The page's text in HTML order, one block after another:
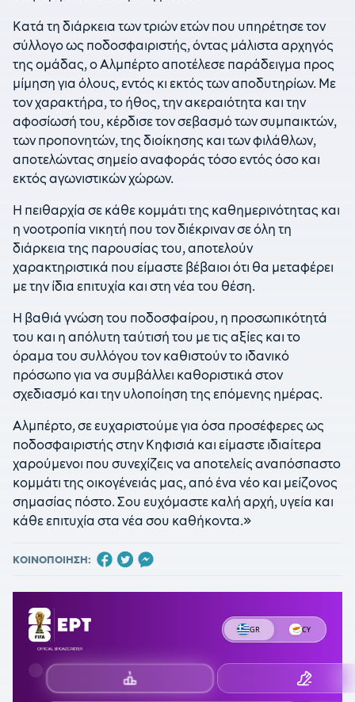
Κατά τη διάρκεια των τριών ετών που υπηρέτησε τον
σύλλογο ως ποδοσφαιριστής, όντας μάλιστα αρχηγός
της ομάδας, ο Αλμπέρτο αποτέλεσε παράδειγμα προς
μίμηση για όλους, εντός κι εκτός των αποδυτηρίων. Με
τον χαρακτήρα, το ήθος, την ακεραιότητα και την
αφοσίωσή του, κέρδισε τον σεβασμό των συμπαικτών,
των προπονητών, της διοίκησης και των φιλάθλων,
αποτελώντας σημείο αναφοράς τόσο εντός όσο και
εκτός αγωνιστικών χώρων.
Η πειθαρχία σε κάθε κομμάτι της καθημερινότητας και
η νοοτροπία νικητή που τον διέκριναν σε όλη τη
διάρκεια της παρουσίας του, αποτελούν
χαρακτηριστικά που είμαστε βέβαιοι ότι θα μεταφέρει
με την ίδια επιτυχία και στη νέα του θέση.
Η βαθιά γνώση του ποδοσφαίρου, η προσωπικότητά
του και η απόλυτη ταύτισή του με τις αξίες και το
όραμα του συλλόγου τον καθιστούν το ιδανικό
πρόσωπο για να συμβάλλει καθοριστικά στον
σχεδιασμό και την υλοποίηση της επόμενης ημέρας.
Αλμπέρτο, σε ευχαριστούμε για όσα προσέφερες ως
ποδοσφαιριστής στην Κηφισιά και είμαστε ιδιαίτερα
χαρούμενοι που συνεχίζεις να αποτελείς αναπόσπαστο
κομμάτι της οικογένειάς μας, από ένα νέο και μείζονος
σημασίας πόστο. Σου ευχόμαστε καλή αρχή, υγεία και
κάθε επιτυχία στα νέα σου καθήκοντα.»
ΚΟΙΝΟΠΟΙΗΣΗ: